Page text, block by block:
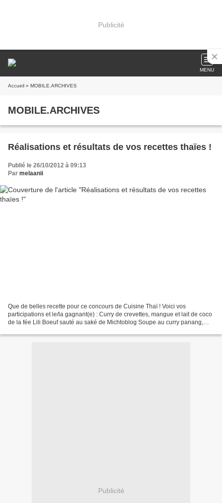
Publicité
MENU
Accueil » MOBILE.ARCHIVES
MOBILE.ARCHIVES
Réalisations et résultats de vos recettes thaïes !
Publié le 26/10/2012 à 09:13
Par melaanii
Que de belles recette pour ce concours de Cuisine Thaï ! Voici vos
participations et le/la gagnant(e) : Curry de crevettes, mangue et lait de coco
de la fée Lili Boeuf sauté au saké de Michtoblog Soupe au curry panang,
Publicité